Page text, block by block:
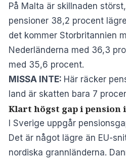
På Malta är skillnaden
pensioner 38,2 procent
det kommer Storbritannien
Nederländerna med 36,3
med 35,6 procent.
MISSA INTE: Här räcker
land är skatten bara 7
Klart högst gap i pension
I Sverige uppgår
Det är något lägre än EU-
nordiska grannländerna.